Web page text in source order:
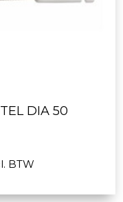
DIA 50
BTW